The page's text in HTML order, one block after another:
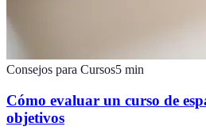
Consejos para Cursos5 min
Cómo evaluar un curso de
objetivos